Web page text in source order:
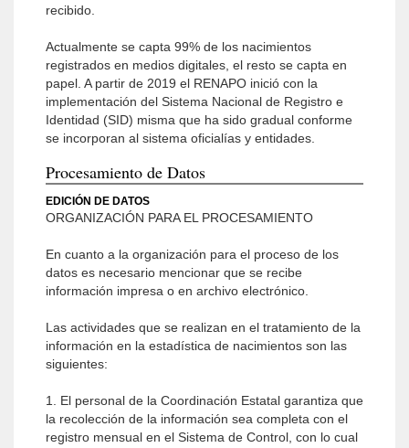
recibido.
Actualmente se capta 99% de los nacimientos
registrados en medios digitales, el resto se capta en
papel. A partir de 2019 el RENAPO inició con la
implementación del Sistema Nacional de Registro e
Identidad (SID) misma que ha sido gradual conforme
se incorporan al sistema oficialías y entidades.
Procesamiento de Datos
EDICIÓN DE DATOS
ORGANIZACIÓN PARA EL PROCESAMIENTO
En cuanto a la organización para el proceso de los
datos es necesario mencionar que se recibe
información impresa o en archivo electrónico.
Las actividades que se realizan en el tratamiento de la
información en la estadística de nacimientos son las
siguientes:
1. El personal de la Coordinación Estatal garantiza que
la recolección de la información sea completa con el
registro mensual en el Sistema de Control, con lo cual